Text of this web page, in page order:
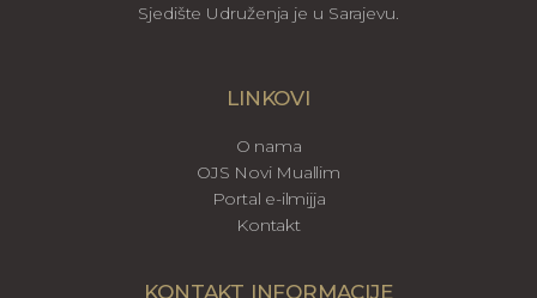
Sjedište Udruženja je u Sarajevu.
LINKOVI
O nama
OJS Novi Muallim
Portal e-ilmijja
Kontakt
KONTAKT INFORMACIJE